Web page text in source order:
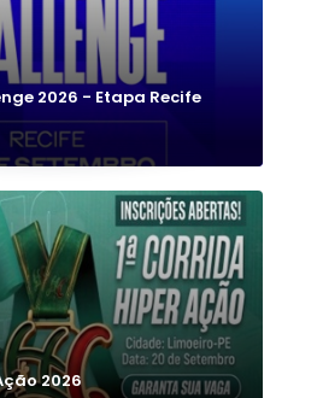
2026 - Etapa Recife
2026